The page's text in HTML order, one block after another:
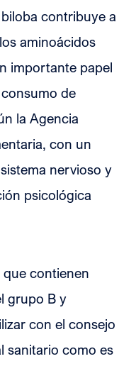
contribuye a
aminoácidos
importante papel
de
la Agencia
con un
nervioso y
psicológica
contienen
grupo B y
con el consejo
sanitario como es